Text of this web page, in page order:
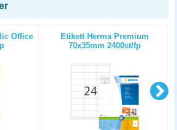
Office
Etikett Herma Premium
70x35mm 2400st/fp